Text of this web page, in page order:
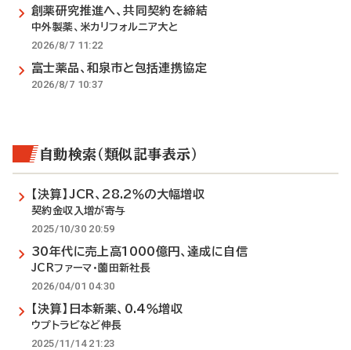
創薬研究推進へ、共同契約を締結
中外製薬、米カリフォルニア大と
2026/8/7 11:22
富士薬品、和泉市と包括連携協定
2026/8/7 10:37
自動検索（類似記事表示）
【決算】JCR、28.2％の大幅増収
契約金収入増が寄与
2025/10/30 20:59
30年代に売上高1000億円、達成に自信
JCRファーマ・薗田新社長
2026/04/01 04:30
【決算】日本新薬、0.4％増収
ウプトラビなど伸長
2025/11/14 21:23